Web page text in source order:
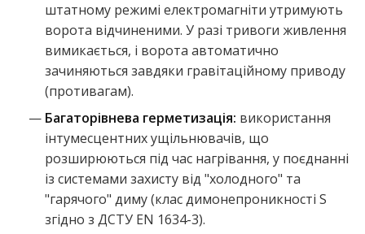
штатному режимі електромагніти утримують
ворота відчиненими. У разі тривоги живлення
вимикається, і ворота автоматично
зачиняються завдяки гравітаційному приводу
(противагам).
Багаторівнева герметизація: використання
інтумесцентних ущільнювачів, що
розширюються під час нагрівання, у поєднанні
із системами захисту від "холодного" та
"гарячого" диму (клас димонепроникності S
згідно з ДСТУ EN 1634-3).